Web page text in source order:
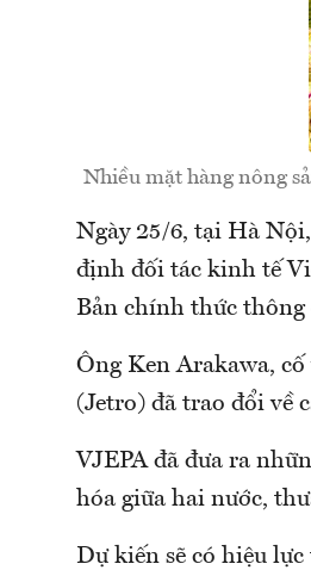
Nhiều mặt hàng nông
Ngày 25/6, tại Hà
định đối tác kinh tế
Bản chính thức thông
Ông Ken Arakawa,
(Jetro) đã trao đổi về
VJEPA đã đưa ra
hóa giữa hai nước,
Dự kiến sẽ có hiệu